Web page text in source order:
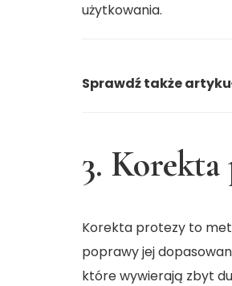
użytkowania.
Sprawdź także
3.
Korekta protezy to
poprawy jej
które wywierają zbyt